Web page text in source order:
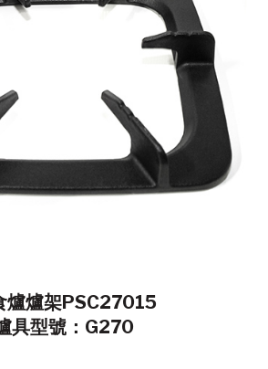
爐爐架PSC27015
具型號：G270